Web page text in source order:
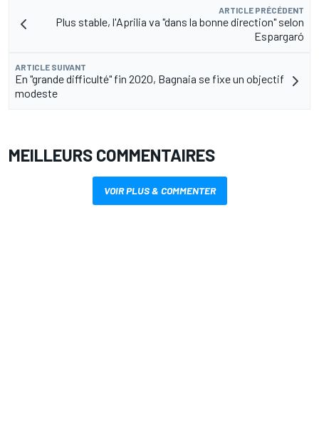
ARTICLE PRÉCÉDENT
Plus stable, l'Aprilia va "dans la bonne direction" selon
Espargaró
ARTICLE SUIVANT
En "grande difficulté" fin 2020, Bagnaia se fixe un objectif
modeste
MEILLEURS COMMENTAIRES
VOIR PLUS & COMMENTER